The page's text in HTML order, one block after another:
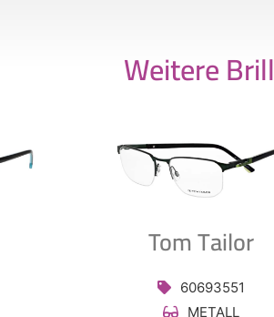
Weitere
Tom Tailor
60693551
METALL